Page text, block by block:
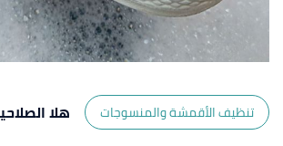
تنظيف الأقمشة والمنسوجات
هلا